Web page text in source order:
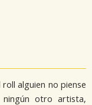
alguien no piense
otro artista,